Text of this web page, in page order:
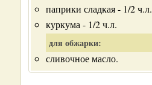
паприки сладкая - 1/2 ч.л.
куркума - 1/2 ч.л.
для обжарки:
сливочное масло.